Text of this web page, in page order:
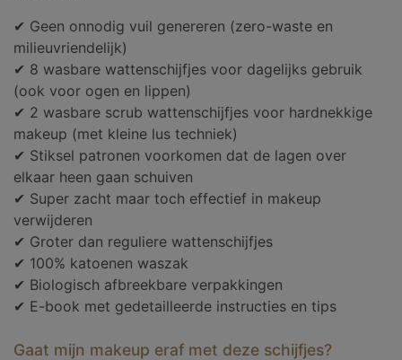
✔ Geen onnodig vuil genereren (zero-waste en
milieuvriendelijk)
✔ 8 wasbare wattenschijfjes voor dagelijks gebruik
(ook voor ogen en lippen)
✔ 2 wasbare scrub wattenschijfjes voor hardnekkige
makeup (met kleine lus techniek)
✔ Stiksel patronen voorkomen dat de lagen over
elkaar heen gaan schuiven
✔ Super zacht maar toch effectief in makeup
verwijderen
✔ Groter dan reguliere wattenschijfjes
✔ 100% katoenen waszak
✔ Biologisch afbreekbare verpakkingen
✔ E-book met gedetailleerde instructies en tips
Gaat mijn makeup eraf met deze schijfjes?